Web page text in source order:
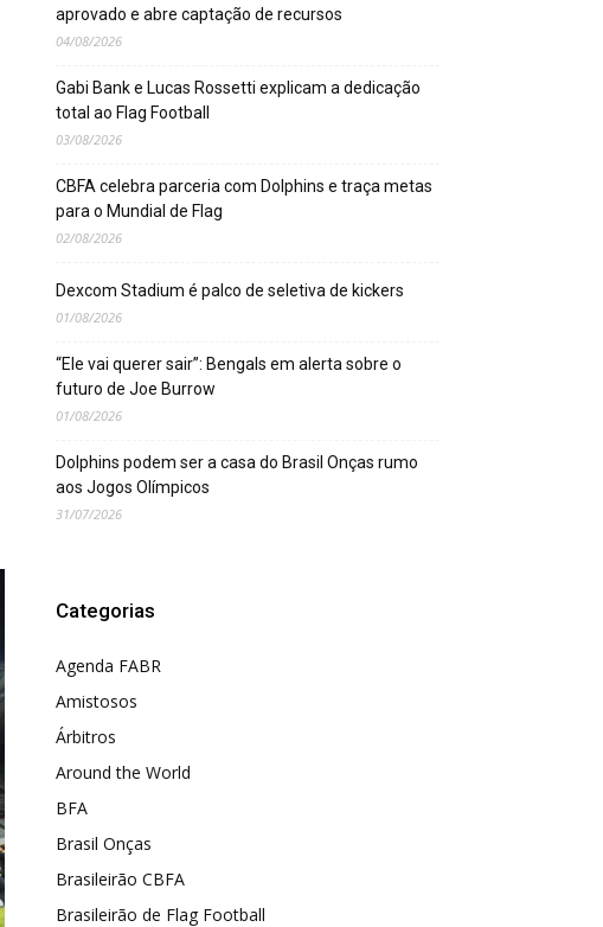
aprovado e abre captação de recursos
04/08/2026
Gabi Bank e Lucas Rossetti explicam a dedicação
total ao Flag Football
03/08/2026
CBFA celebra parceria com Dolphins e traça metas
para o Mundial de Flag
02/08/2026
Dexcom Stadium é palco de seletiva de kickers
01/08/2026
“Ele vai querer sair”: Bengals em alerta sobre o
futuro de Joe Burrow
01/08/2026
Dolphins podem ser a casa do Brasil Onças rumo
aos Jogos Olímpicos
31/07/2026
Categorias
Agenda FABR
Amistosos
Árbitros
Around the World
BFA
Brasil Onças
Brasileirão CBFA
Brasileirão de Flag Football